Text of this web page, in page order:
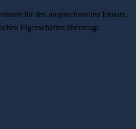
für den anspruchsvollen Einsatz,
Eigenschaften überzeugt.